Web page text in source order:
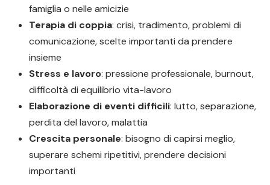
famiglia o nelle amicizie
Terapia di coppia: crisi, tradimento, problemi di
comunicazione, scelte importanti da prendere
insieme
Stress e lavoro: pressione professionale, burnout,
difficoltà di equilibrio vita-lavoro
Elaborazione di eventi difficili: lutto, separazione,
perdita del lavoro, malattia
Crescita personale: bisogno di capirsi meglio,
superare schemi ripetitivi, prendere decisioni
importanti